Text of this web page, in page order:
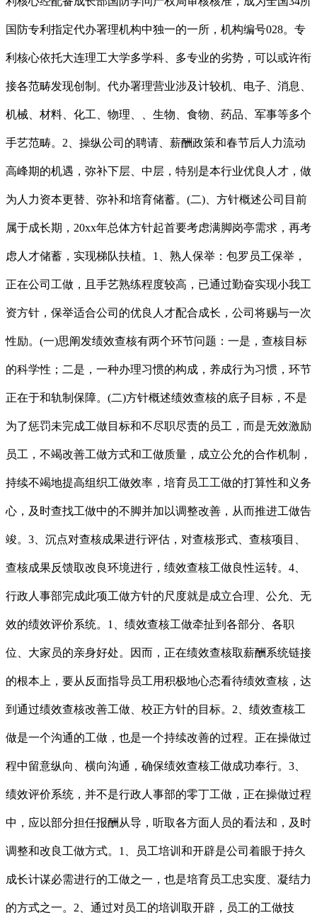
国防专利指定代办署理机构中独一的一所，机构编号028。专
利核心依托大连理工大学多学科、多专业的劣势，可以或许衔
接各范畴发现创制。代办署理营业涉及计较机、电子、消息、
机械、材料、化工、物理、、生物、食物、药品、军事等多个
手艺范畴。2、操纵公司的聘请、薪酬政策和春节后人力流动
高峰期的机遇，弥补下层、中层，特别是本行业优良人才，做
为人力资本更替、弥补和培育储蓄。(二)、方针概述公司目前
属于成长期，20xx年总体方针起首要考虑满脚岗亭需求，再考
虑人才储蓄，实现梯队扶植。1、熟人保举：包罗员工保举，
正在公司工做，且手艺熟练程度较高，已通过勤奋实现小我工
资方针，保举适合公司的优良人才配合成长，公司将赐与一次
性励。(一)思阐发绩效查核有两个环节问题：一是，查核目标
的科学性；二是，一种办理习惯的构成，养成行为习惯，环节
正在于和轨制保障。(二)方针概述绩效查核的底子目标，不是
为了惩罚未完成工做目标和不尽职尽责的员工，而是无效激励
员工，不竭改善工做方式和工做质量，成立公允的合作机制，
持续不竭地提高组织工做效率，培育员工工做的打算性和义务
心，及时查找工做中的不脚并加以调整改善，从而推进工做告
竣。3、沉点对查核成果进行评估，对查核形式、查核项目、
查核成果反馈取改良环境进行，绩效查核工做良性运转。4、
行政人事部完成此项工做方针的尺度就是成立合理、公允、无
效的绩效评价系统。1、绩效查核工做牵扯到各部分、各职
位、大家员的亲身好处。因而，正在绩效查核取薪酬系统链接
的根本上，要从反面指导员工用积极地心态看待绩效查核，达
到通过绩效查核改善工做、校正方针的目标。2、绩效查核工
做是一个沟通的工做，也是一个持续改善的过程。正在操做过
程中留意纵向、横向沟通，确保绩效查核工做成功奉行。3、
绩效评价系统，并不是行政人事部的零丁工做，正在操做过程
中，应以部分担任报酬从导，听取各方面人员的看法和，及时
调整和改良工做方式。1、员工培训和开辟是公司着眼于持久
成长计谋必需进行的工做之一，也是培育员工忠实度、凝结力
的方式之一。2、通过对员工的培训取开辟，员工的工做技